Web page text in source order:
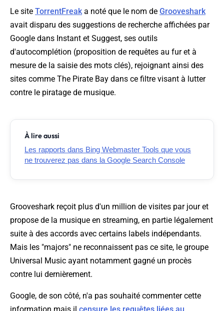
Le site TorrentFreaka noté que le nom de Grooveshark
avait disparu des suggestions de recherche affichées par
Google dans Instant et Suggest, ses outils
d'autocomplétion (proposition de requêtes au fur et à
mesure de la saisie des mots clés), rejoignant ainsi des
sites comme The Pirate Bay dans ce filtre visant à lutter
contre le piratage de musique.
À lire aussi
Les rapports dans Bing Webmaster Tools que vous
ne trouverez pas dans la Google Search Console
Grooveshark reçoit plus d'un million de visites par jour et
propose de la musique en streaming, en partie légalement
suite à des accords avec certains labels indépendants.
Mais les "majors" ne reconnaissent pas ce site, le groupe
Universal Music ayant notamment gagné un procès
contre lui dernièrement.
Google, de son côté, n'a pas souhaité commenter cette